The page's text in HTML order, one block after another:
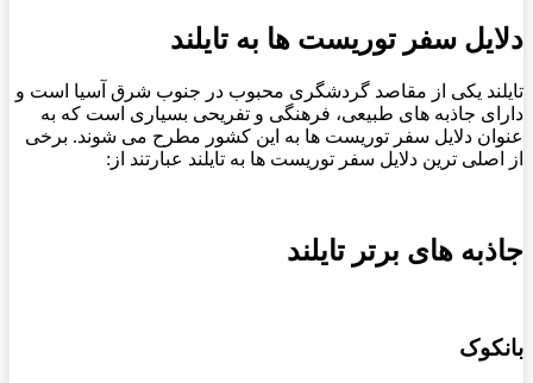
دلایل سفر توریست ها به تایلند
تایلند یکی از مقاصد گردشگری محبوب در جنوب شرق آسیا است و
دارای جاذبه ‌های طبیعی، فرهنگی و تفریحی بسیاری است که به
عنوان دلایل سفر توریست ‌ها به این کشور مطرح می ‌شوند. برخی
از اصلی ‌ترین دلایل سفر توریست‌ ها به تایلند عبارتند از:
جاذبه های برتر تایلند
بانکوک